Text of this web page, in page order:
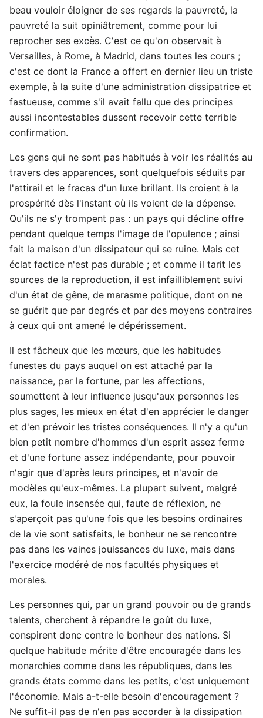
beau vouloir éloigner de ses regards la pauvreté, la
pauvreté la suit opiniâtrement, comme pour lui
reprocher ses excès. C'est ce qu'on observait à
Versailles, à Rome, à Madrid, dans toutes les cours ;
c'est ce dont la France a offert en dernier lieu un triste
exemple, à la suite d'une administration dissipatrice et
fastueuse, comme s'il avait fallu que des principes
aussi incontestables dussent recevoir cette terrible
confirmation.
Les gens qui ne sont pas habitués à voir les réalités au
travers des apparences, sont quelquefois séduits par
l'attirail et le fracas d'un luxe brillant. Ils croient à la
prospérité dès l'instant où ils voient de la dépense.
Qu'ils ne s'y trompent pas : un pays qui décline offre
pendant quelque temps l'image de l'opulence ; ainsi
fait la maison d'un dissipateur qui se ruine. Mais cet
éclat factice n'est pas durable ; et comme il tarit les
sources de la reproduction, il est infailliblement suivi
d'un état de gêne, de marasme politique, dont on ne
se guérit que par degrés et par des moyens contraires
à ceux qui ont amené le dépérissement.
Il est fâcheux que les mœurs, que les habitudes
funestes du pays auquel on est attaché par la
naissance, par la fortune, par les affections,
soumettent à leur influence jusqu'aux personnes les
plus sages, les mieux en état d'en apprécier le danger
et d'en prévoir les tristes conséquences. Il n'y a qu'un
bien petit nombre d'hommes d'un esprit assez ferme
et d'une fortune assez indépendante, pour pouvoir
n'agir que d'après leurs principes, et n'avoir de
modèles qu'eux-mêmes. La plupart suivent, malgré
eux, la foule insensée qui, faute de réflexion, ne
s'aperçoit pas qu'une fois que les besoins ordinaires
de la vie sont satisfaits, le bonheur ne se rencontre
pas dans les vaines jouissances du luxe, mais dans
l'exercice modéré de nos facultés physiques et
morales.
Les personnes qui, par un grand pouvoir ou de grands
talents, cherchent à répandre le goût du luxe,
conspirent donc contre le bonheur des nations. Si
quelque habitude mérite d'être encouragée dans les
monarchies comme dans les républiques, dans les
grands états comme dans les petits, c'est uniquement
l'économie. Mais a-t-elle besoin d'encouragement ?
Ne suffit-il pas de n'en pas accorder à la dissipation